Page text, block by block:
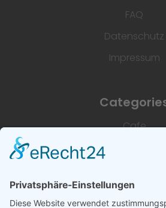
FAQ
Datenschutz
Impressum
Cafe
Restaurant